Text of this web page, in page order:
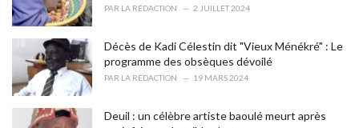
PAR LA RÉDACTION 2 JUILLET 2024
Décès de Kadi Célestin dit "Vieux Ménékré" : Le
programme des obsèques dévoilé
PAR LA RÉDACTION 19 MARS 2024
Deuil : un célèbre artiste baoulé meurt après